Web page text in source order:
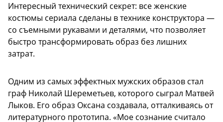
Интересный технический секрет: все женские
костюмы сериала сделаны в технике конструктора —
со съемными рукавами и деталями, что позволяет
быстро трансформировать образ без лишних
затрат.
Одним из самых эффектных мужских образов стал
граф Николай Шереметьев, которого сыграл Матвей
Лыков. Его образ Оксана создавала, отталкиваясь от
литературного прототипа. «Мое сознание считало